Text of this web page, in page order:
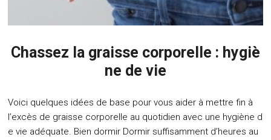
Chassez la graisse corporelle : hygiè
ne de vie
Voici quelques idées de base pour vous aider à mettre fin à
l’excès de graisse corporelle au quotidien avec une hygiène d
e vie adéquate. Bien dormir Dormir suffisamment d’heures au